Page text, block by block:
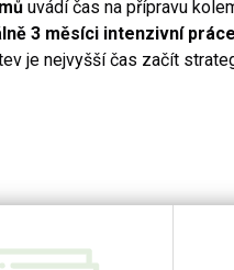
uvádí čas na přípravu
3 měsíci intenzivní práce
je nejvyšší čas začít